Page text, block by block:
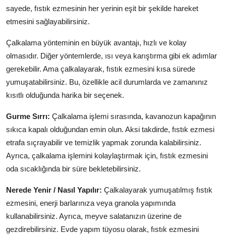
sayede, fıstık ezmesinin her yerinin eşit bir şekilde hareket
etmesini sağlayabilirsiniz.
Çalkalama yönteminin en büyük avantajı, hızlı ve kolay
olmasıdır. Diğer yöntemlerde, ısı veya karıştırma gibi ek adımlar
gerekebilir. Ama çalkalayarak, fıstık ezmesini kısa sürede
yumuşatabilirsiniz. Bu, özellikle acil durumlarda ve zamanınız
kısıtlı olduğunda harika bir seçenek.
Gurme Sırrı: Çalkalama işlemi sırasında, kavanozun kapağının
sıkıca kapalı olduğundan emin olun. Aksi takdirde, fıstık ezmesi
etrafa sıçrayabilir ve temizlik yapmak zorunda kalabilirsiniz.
Ayrıca, çalkalama işlemini kolaylaştırmak için, fıstık ezmesini
oda sıcaklığında bir süre bekletebilirsiniz.
Nerede Yenir / Nasıl Yapılır: Çalkalayarak yumuşatılmış fıstık
ezmesini, enerji barlarınıza veya granola yapımında
kullanabilirsiniz. Ayrıca, meyve salatanızın üzerine de
gezdirebilirsiniz. Evde yapım tüyosu olarak, fıstık ezmesini